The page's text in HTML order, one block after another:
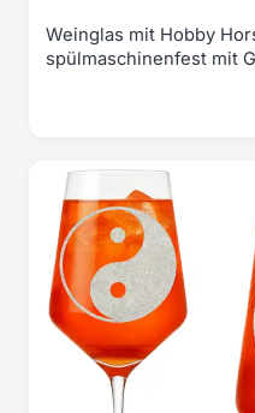
Weinglas mit Hobby
spülmaschinenfest mit